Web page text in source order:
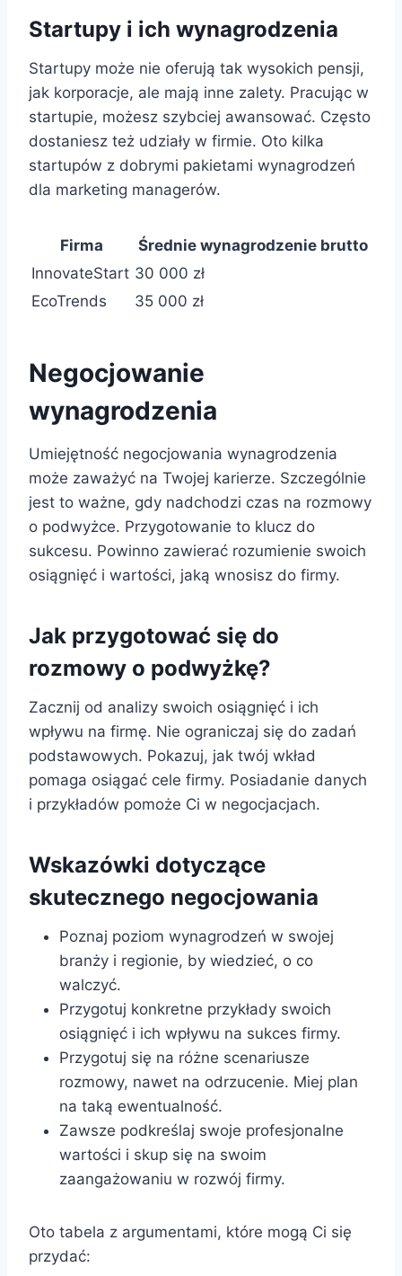
Startupy i ich wynagrodzenia
Startupy może nie oferują tak wysokich pensji,
jak korporacje, ale mają inne zalety. Pracując w
startupie, możesz szybciej awansować. Często
dostaniesz też udziały w firmie. Oto kilka
startupów z dobrymi pakietami wynagrodzeń
dla marketing managerów.
Firma
Średnie wynagrodzenie brutto
InnovateStart 30 000 zł
EcoTrends
35 000 zł
Negocjowanie
wynagrodzenia
Umiejętność negocjowania wynagrodzenia
może zaważyć na Twojej karierze. Szczególnie
jest to ważne, gdy nadchodzi czas na rozmowy
o podwyżce. Przygotowanie to klucz do
sukcesu. Powinno zawierać rozumienie swoich
osiągnięć i wartości, jaką wnosisz do firmy.
Jak przygotować się do
rozmowy o podwyżkę?
Zacznij od analizy swoich osiągnięć i ich
wpływu na firmę. Nie ograniczaj się do zadań
podstawowych. Pokazuj, jak twój wkład
pomaga osiągać cele firmy. Posiadanie danych
i przykładów pomoże Ci w negocjacjach.
Wskazówki dotyczące
skutecznego negocjowania
Poznaj poziom wynagrodzeń w swojej
branży i regionie, by wiedzieć, o co
walczyć.
Przygotuj konkretne przykłady swoich
osiągnięć i ich wpływu na sukces firmy.
Przygotuj się na różne scenariusze
rozmowy, nawet na odrzucenie. Miej plan
na taką ewentualność.
Zawsze podkreślaj swoje profesjonalne
wartości i skup się na swoim
zaangażowaniu w rozwój firmy.
Oto tabela z argumentami, które mogą Ci się
przydać: